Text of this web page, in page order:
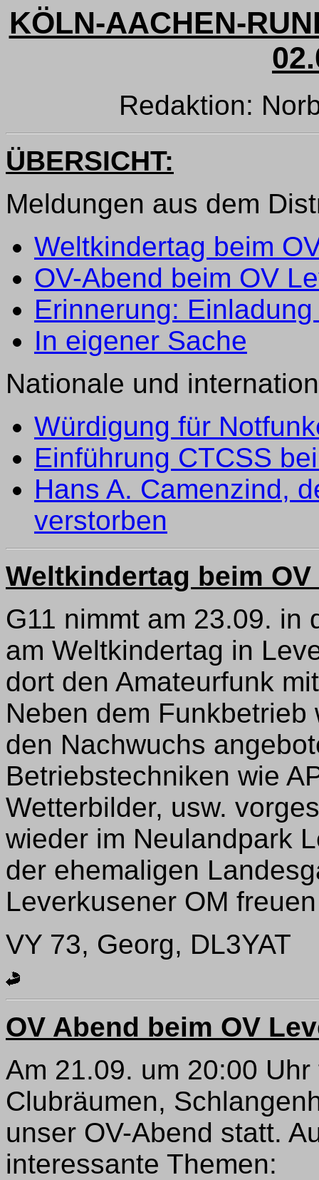
KÖLN-AACHEN-
Redaktion:
ÜBERSICHT:
Meldungen aus dem
Weltkindertag beim
OV-Abend beim OV
Erinnerung:
In eigener Sache
Nationale und
Würdigung für
Einführung CTCSS
Hans A. Camenzind,
verstorben
Weltkindertag beim
G11 nimmt am 23.09. in
am Weltkindertag in
dort den Amateurfunk
Neben dem
den Nachwuchs
Betriebstechniken wie
Wetterbilder, usw.
wieder im Neulandpark
der ehemaligen
Leverkusener OM
VY 73, Georg, DL3YAT
OV Abend beim OV
Am 21.09. um 20:00
Clubräumen,
unser OV-Abend statt.
interessante Themen: